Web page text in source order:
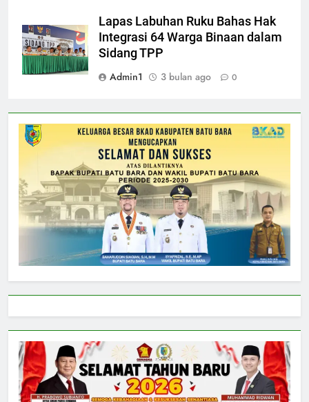
Lapas Labuhan Ruku Bahas Hak
Integrasi 64 Warga Binaan dalam
Sidang TPP
Admin1
3 bulan ago 0